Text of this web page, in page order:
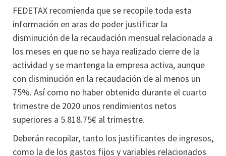
FEDETAX recomienda que se recopile toda esta
información en aras de poder justificar la
disminución de la recaudación mensual relacionada a
los meses en que no se haya realizado cierre de la
actividad y se mantenga la empresa activa, aunque
con disminución en la recaudación de al menos un
75%. Así como no haber obtenido durante el cuarto
trimestre de 2020 unos rendimientos netos
superiores a 5.818.75€ al trimestre.
Deberán recopilar, tanto los justificantes de ingresos,
como la de los gastos fijos y variables relacionados